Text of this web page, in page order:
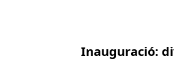
Inauguració: